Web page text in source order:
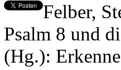
Felber,
Psalm 8 und
(Hg.):